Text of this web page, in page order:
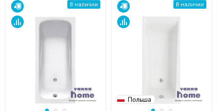
В наличии
Польша
В наличии